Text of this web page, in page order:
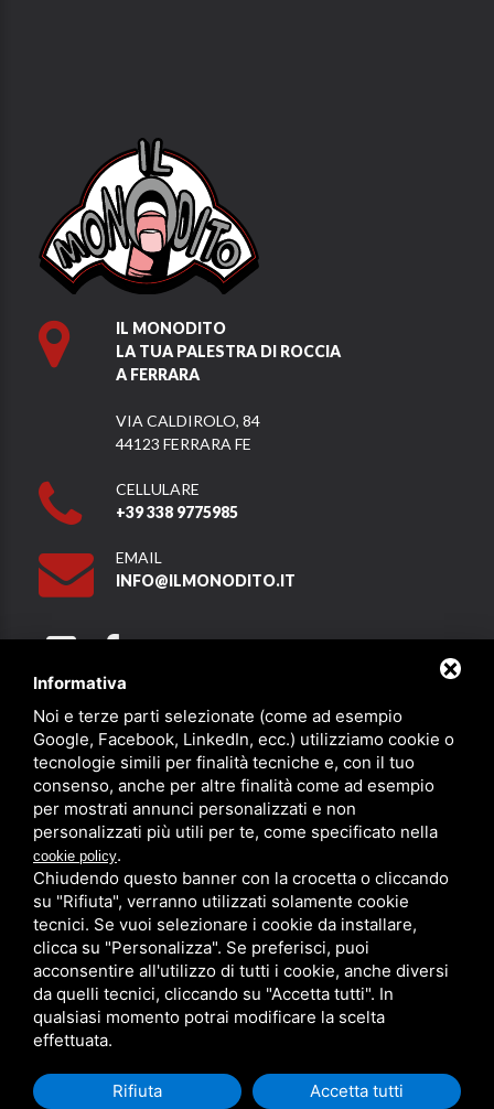
IL MONODITO
LA TUA PALESTRA DI ROCCIA
A FERRARA
VIA CALDIROLO, 84
44123 FERRARA FE
CELLULARE
+39 338 9775985
EMAIL
INFO@ILMONODITO.IT
Partner
PRIVACY SITEMAP/ QUESTO SITO È PROTETTO DA GOOGLE
RECAPTCHA V3,PRIVACY POLICYE TERMS OF SERVICEDI GOOGLE.
Informativa
Noi e terze parti selezionate (come ad esempio
Google, Facebook, LinkedIn, ecc.) utilizziamo cookie o
tecnologie simili per finalità tecniche e, con il tuo
consenso, anche per altre finalità come ad esempio
per mostrati annunci personalizzati e non
personalizzati più utili per te, come specificato nella
cookie policy.
Chiudendo questo banner con la crocetta o cliccando
su "Rifiuta", verranno utilizzati solamente cookie
tecnici. Se vuoi selezionare i cookie da installare,
clicca su "Personalizza". Se preferisci, puoi
acconsentire all'utilizzo di tutti i cookie, anche diversi
da quelli tecnici, cliccando su "Accetta tutti". In
qualsiasi momento potrai modificare la scelta
effettuata.
Rifiuta Accetta tutti